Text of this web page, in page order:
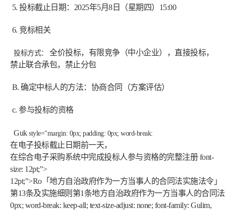
5. 投标截止日期：2025年5月8日（星期四）15:00
6. 竞标相关
投标方式： 全价投标，有限竞争（中小企业），直接投标，
禁止联合承包，禁止分包
B. 确定中标人的方法：协商合同（方案评估）
c. 参与投标的资格
Guk
在电子投标截止日期前一天，
在综合电子采购系统中完成投标人参与资格的完整注册 font-
size: 12pt;">
12pt;">Ro「地方自治政府作为一方当事人的合同法实施法令」
第13条及实施细则第1条地方自治政府作为一方当事人的合同法
0px; word-break: keep-all; text-size-adjust: none; font-family: Gulim,